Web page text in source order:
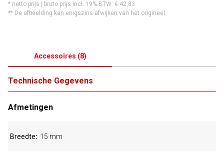
* netto prijs | bruto prijs incl. 19% BTW: € 42,83
** De afbeelding kan enigszins afwijken van het origineel.
Accessoires (8)
Technische Gegevens
Afmetingen
Breedte 15 mm